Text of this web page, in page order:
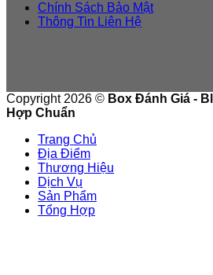
Chính Sách Bảo Mật
Thông Tin Liên Hệ
Copyright 2026 © Box Đánh Giá -
Hợp Chuẩn
Trang Chủ
Địa Điểm
Thương Hiệu
Dịch Vụ
Sản Phẩm
Tổng Hợp